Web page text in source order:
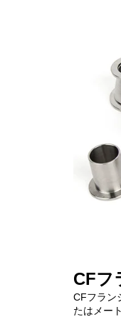
CFフ
CFフラン
たはメー